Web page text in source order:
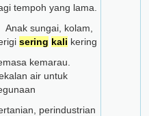
tempoh yang lama.
sungai, kolam,
sering kali kering
kemarau.
air untuk
perindustrian